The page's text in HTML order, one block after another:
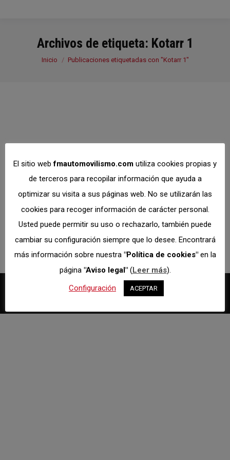
Archivos de etiqueta: Kotarr 1
Estás aquí:
Inicio Publicaciones etiquetadas con "Kotarr 1"
CMK ,Deportistas Por Dto. Comunicación
Enhorabuena a los ganadores de las diferentes
categorías de este tercer meeting del CMK 2023
El sitio webfmautomovilismo.com utiliza cookies propias y
de terceros para recopilar información que ayuda a
optimizar su visita a sus páginas web. No se utilizarán las
cookies para recoger información de carácter personal.
Usted puede permitir su uso o rechazarlo, también puede
cambiar su configuración siempre que lo desee. Encontrará
más información sobre nuestra "Política de cookies"en la
página "Aviso legal"(Leer más).
Configuración
ACEPTAR